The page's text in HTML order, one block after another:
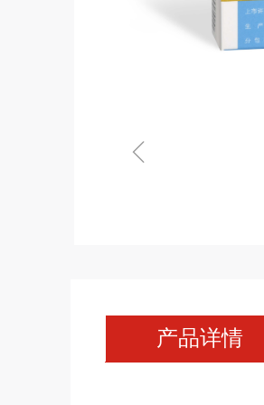
ꁆ
产品详情